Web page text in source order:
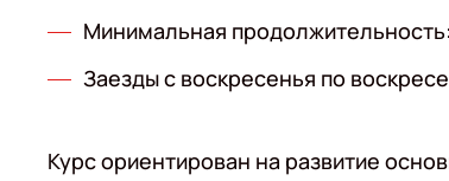
Минимальная
Заезды с воскресенья по
Курс ориентирован на развитие